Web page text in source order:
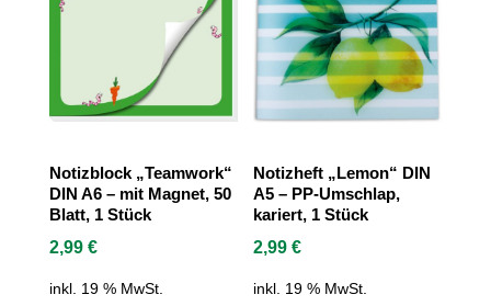
Notizblock „Teamwork“
DIN A6 – mit Magnet, 50
Blatt, 1 Stück
2,99 €
inkl. 19 % MwSt.
Notizheft „Lemon“ DIN
A5 – PP-Umschlap,
kariert, 1 Stück
2,99€
inkl. 19 % MwSt.